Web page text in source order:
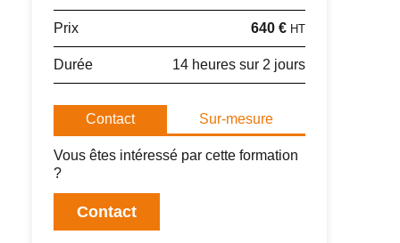
Prix 640 € HT
Durée 14 heures sur 2 jours
Contact Sur-mesure
Vous êtes intéressé par cette formation
?
Contact